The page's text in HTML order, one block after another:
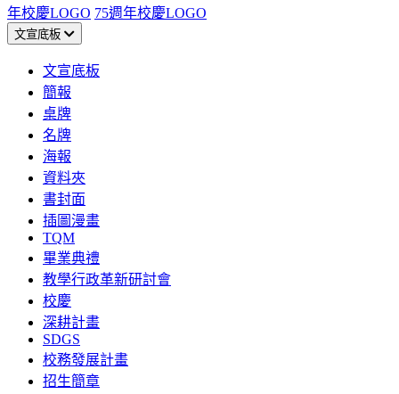
年校慶LOGO 75週年校慶LOGO
文宣底板
文宣底板
簡報
桌牌
名牌
海報
資料夾
書封面
插圖漫畫
TQM
畢業典禮
教學行政革新研討會
校慶
深耕計畫
SDGS
校務發展計畫
招生簡章